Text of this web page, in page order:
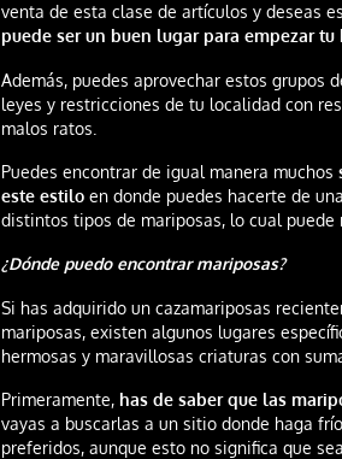
venta de esta clase de artículos y deseas
puede ser un buen lugar para empezar tu
Además, puedes aprovechar estos grupos
leyes y restricciones de tu localidad con
malos ratos.
Puedes encontrar de igual manera muchos
este estilo en donde puedes hacerte de
distintos tipos de mariposas, lo cual puede
¿Dónde puedo encontrar mariposas?
Si has adquirido un cazamariposas
mariposas, existen algunos lugares
hermosas y maravillosas criaturas con
Primeramente,has de saber que las
vayas a buscarlas a un sitio donde haga
preferidos, aunque esto no significa que